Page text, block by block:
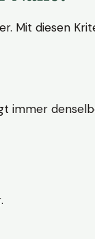
Mit diesen
immer